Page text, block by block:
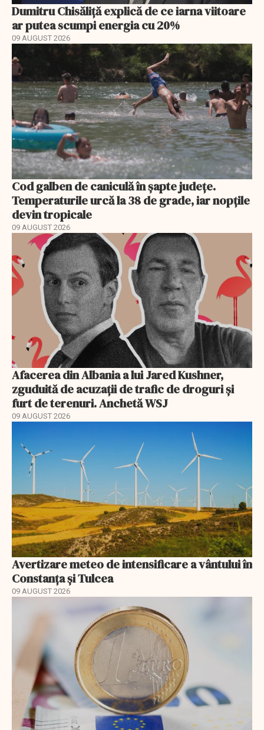
Dumitru Chisăliță explică de ce iarna viitoare
ar putea scumpi energia cu 20%
09 AUGUST 2026
Cod galben de caniculă în șapte județe.
Temperaturile urcă la 38 de grade, iar nopțile
devin tropicale
09 AUGUST 2026
Afacerea din Albania a lui Jared Kushner,
zguduită de acuzații de trafic de droguri și
furt de terenuri. Anchetă WSJ
09 AUGUST 2026
Avertizare meteo de intensificare a vântului în
Constanța și Tulcea
09 AUGUST 2026